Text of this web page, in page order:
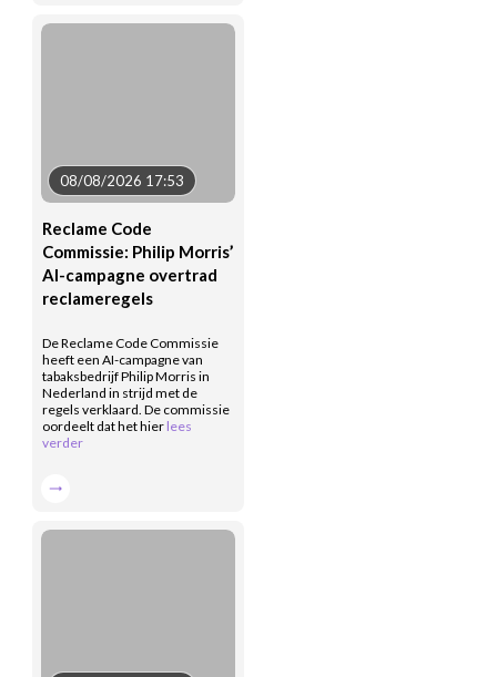
08/08/2026 17:53
Reclame Code
Commissie: Philip Morris’
AI-campagne overtrad
reclameregels
De Reclame Code Commissie
heeft een AI-campagne van
tabaksbedrijf Philip Morris in
Nederland in strijd met de
regels verklaard. De commissie
oordeelt dat het hier lees
verder